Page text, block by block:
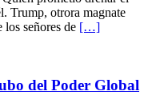
Trump, otrora magnate
los señores de […]
del Poder Global